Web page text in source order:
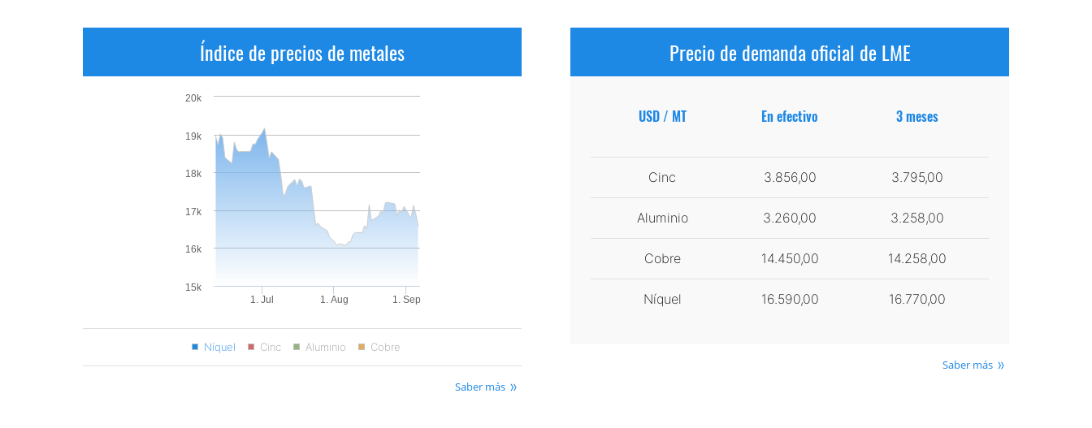
Índice de precios de metales
1. Jul 1. Aug 1. Sep
15k
16k
17k
18k
19k
20k
Níquel Cinc Aluminio Cobre
Saber más
Precio de demanda oficial de LME
USD / MT En efectivo 3 meses
Cinc 3.856,00 3.795,00
Aluminio 3.260,00 3.258,00
Cobre 14.450,00 14.258,00
Níquel 16.590,00 16.770,00
Saber más